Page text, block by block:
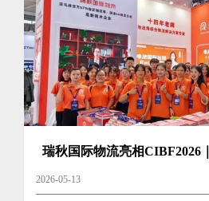
瑞秋国际物流亮相CIBF2026
2026-05-13